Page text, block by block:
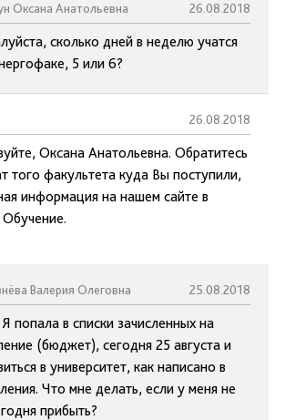
Оксана Анатольевна 26.08.2018
сколько дней в неделю учатся
5 или 6?
26.08.2018
Оксана Анатольевна. Обратитесь
того факультета куда Вы поступили,
информация на нашем сайте в
Валерия Олеговна 25.08.2018
попала в списки зачисленных на
(бюджет), сегодня 25 августа и
в университет, как написано в
Что мне делать, если у меня не
прибыть?